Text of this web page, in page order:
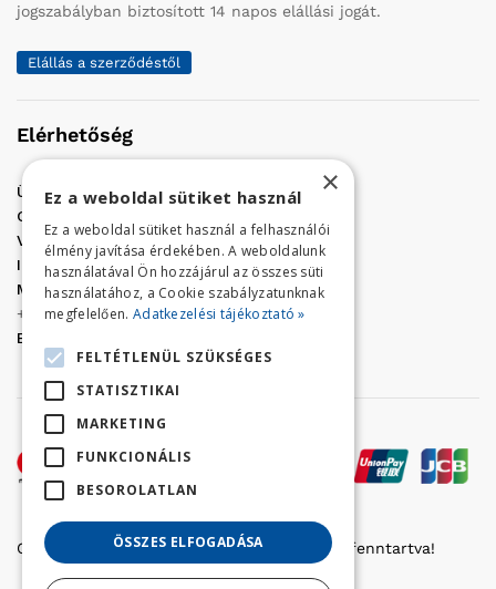
jogszabályban biztosított 14 napos elállási jogát.
Elállás a szerződéstől
Elérhetőség
Üzletünk címe:Szolnok, Vércse út 17.
Golf Center Áruház:
VÁR-Kert Áruház:06 (56) 429-771
Iroda:06 (56) 421-857
Megrendelés, termék információ:
+36 (70) 938-3356
E-mail:
Copyright © 2022 Golfker Kft. - Minden jog fenntartva!
×
Ez a weboldal sütiket használ
Ez a weboldal sütiket használ a felhasználói
élmény javítása érdekében. A weboldalunk
használatával Ön hozzájárul az összes süti
használatához, a Cookie szabályzatunknak
megfelelően. Adatkezelési tájékoztató »
FELTÉTLENÜL SZÜKSÉGES
STATISZTIKAI
MARKETING
FUNKCIONÁLIS
BESOROLATLAN
ÖSSZES ELFOGADÁSA